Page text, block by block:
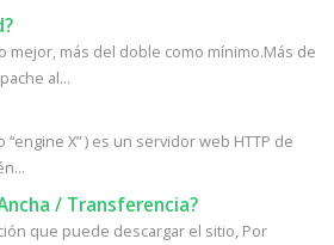
mejor, más del doble como mínimo.Más de
al...
X” ) es un servidor web HTTP de
/ Transferencia?
que puede descargar el sitio, Por